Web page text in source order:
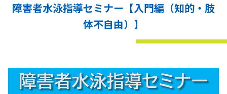
障害者水泳指導セミナー【入門編（知的・肢
体不自由）】